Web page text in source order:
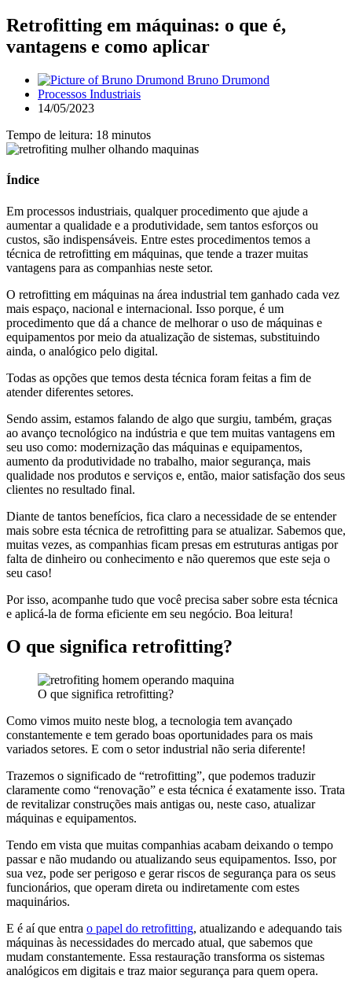
Retrofitting em máquinas: o que é,
vantagens e como aplicar
Bruno Drumond
Processos Industriais
14/05/2023
Tempo de leitura: 18 minutos
Índice
Em processos industriais, qualquer procedimento que ajude a
aumentar a qualidade e a produtividade, sem tantos esforços ou
custos, são indispensáveis. Entre estes procedimentos temos a
técnica de retrofitting em máquinas, que tende a trazer muitas
vantagens para as companhias neste setor.
O retrofitting em máquinas na área industrial tem ganhado cada vez
mais espaço, nacional e internacional. Isso porque, é um
procedimento que dá a chance de melhorar o uso de máquinas e
equipamentos por meio da atualização de sistemas, substituindo
ainda, o analógico pelo digital.
Todas as opções que temos desta técnica foram feitas a fim de
atender diferentes setores.
Sendo assim, estamos falando de algo que surgiu, também, graças
ao avanço tecnológico na indústria e que tem muitas vantagens em
seu uso como: modernização das máquinas e equipamentos,
aumento da produtividade no trabalho, maior segurança, mais
qualidade nos produtos e serviços e, então, maior satisfação dos seus
clientes no resultado final.
Diante de tantos benefícios, fica claro a necessidade de se entender
mais sobre esta técnica de retrofitting para se atualizar. Sabemos que,
muitas vezes, as companhias ficam presas em estruturas antigas por
falta de dinheiro ou conhecimento e não queremos que este seja o
seu caso!
Por isso, acompanhe tudo que você precisa saber sobre esta técnica
e aplicá-la de forma eficiente em seu negócio. Boa leitura!
O que significa retrofitting?
O que significa retrofitting?
Como vimos muito neste blog, a tecnologia tem avançado
constantemente e tem gerado boas oportunidades para os mais
variados setores. E com o setor industrial não seria diferente!
Trazemos o significado de “retrofitting”, que podemos traduzir
claramente como “renovação” e esta técnica é exatamente isso. Trata
de revitalizar construções mais antigas ou, neste caso, atualizar
máquinas e equipamentos.
Tendo em vista que muitas companhias acabam deixando o tempo
passar e não mudando ou atualizando seus equipamentos. Isso, por
sua vez, pode ser perigoso e gerar riscos de segurança para os seus
funcionários, que operam direta ou indiretamente com estes
maquinários.
E é aí que entra o papel do retrofitting, atualizando e adequando tais
máquinas às necessidades do mercado atual, que sabemos que
mudam constantemente. Essa restauração transforma os sistemas
analógicos em digitais e traz maior segurança para quem opera.